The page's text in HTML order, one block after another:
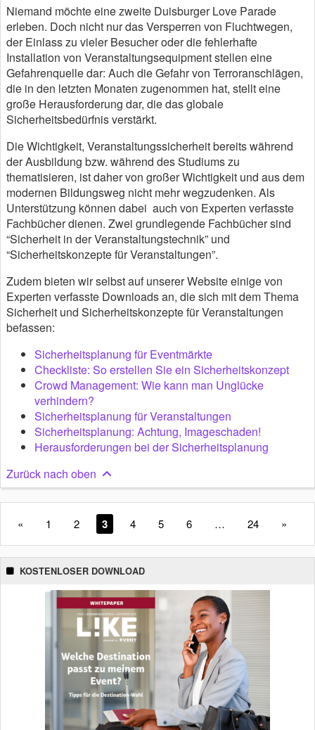
Niemand möchte eine zweite Duisburger Love Parade
erleben. Doch nicht nur das Versperren von Fluchtwegen,
der Einlass zu vieler Besucher oder die fehlerhafte
Installation von Veranstaltungsequipment stellen eine
Gefahrenquelle dar: Auch die Gefahr von Terroranschlägen,
die in den letzten Monaten zugenommen hat, stellt eine
große Herausforderung dar, die das globale
Sicherheitsbedürfnis verstärkt.
Die Wichtigkeit, Veranstaltungssicherheit bereits während
der Ausbildung bzw. während des Studiums zu
thematisieren, ist daher von großer Wichtigkeit und aus dem
modernen Bildungsweg nicht mehr wegzudenken. Als
Unterstützung können dabei auch von Experten verfasste
Fachbücher dienen. Zwei grundlegende Fachbücher sind
“Sicherheit in der Veranstaltungstechnik” und
“Sicherheitskonzepte für Veranstaltungen”.
Zudem bieten wir selbst auf unserer Website einige von
Experten verfasste Downloads an, die sich mit dem Thema
Sicherheit und Sicherheitskonzepte für Veranstaltungen
befassen:
Sicherheitsplanung für Eventmärkte
Checkliste: So erstellen Sie ein Sicherheitskonzept
Crowd Management: Wie kann man Unglücke
verhindern?
Sicherheitsplanung für Veranstaltungen
Sicherheitsplanung: Achtung, Imageschaden!
Herausforderungen bei der Sicherheitsplanung
Zurück nach oben
« 1 2 3 4 5 6 … 24 »
KOSTENLOSER DOWNLOAD